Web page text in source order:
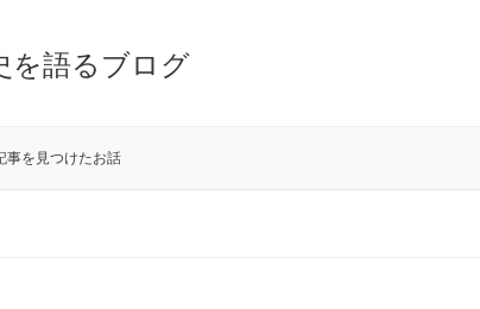
を語るブログ
事を見つけたお話